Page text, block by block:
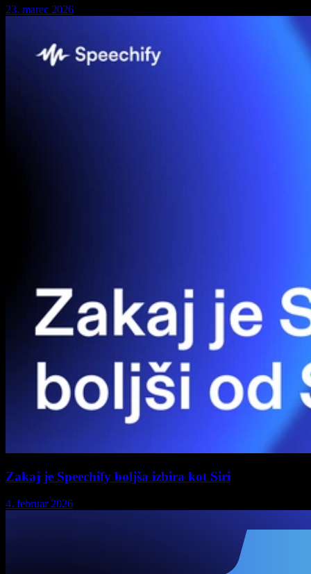
23. marec 2026
Zakaj je Speechify boljša izbira kot Siri
4. februar 2026